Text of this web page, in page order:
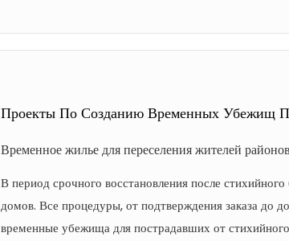
Проекты По Созданию Временных Убежищ
Временное жилье для переселения жителей
В период срочного восстановления после
домов. Все процедуры, от подтверждения заказа до
временные убежища для пострадавших от